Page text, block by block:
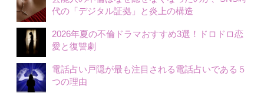
代の「デジタル証拠」と炎上の構造
2026年夏の不倫ドラマおすすめ3選！ドロドロ恋
愛と復讐劇
電話占い戸隠が最も注目される電話占いである５
つの理由